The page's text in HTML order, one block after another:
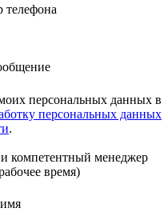
телефона
персональных данных в
персональных данных
.
компетентный менеджер
время)